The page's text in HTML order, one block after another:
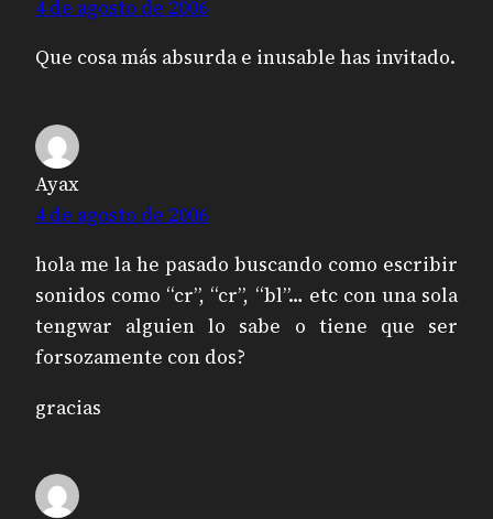
4 de agosto de 2006
Que cosa más absurda e inusable has invitado.
Ayax
4 de agosto de 2006
hola me la he pasado buscando como escribir
sonidos como “cr”, “cr”, “bl”… etc con una sola
tengwar alguien lo sabe o tiene que ser
forsozamente con dos?
gracias